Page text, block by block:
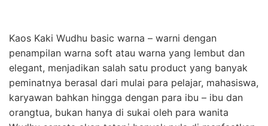
Kaos Kaki Wudhu basic warna – warni dengan
penampilan warna soft atau warna yang lembut dan
elegant, menjadikan salah satu product yang banyak
peminatnya berasal dari mulai para pelajar, mahasiswa,
karyawan bahkan hingga dengan para ibu – ibu dan
orangtua, bukan hanya di sukai oleh para wanita